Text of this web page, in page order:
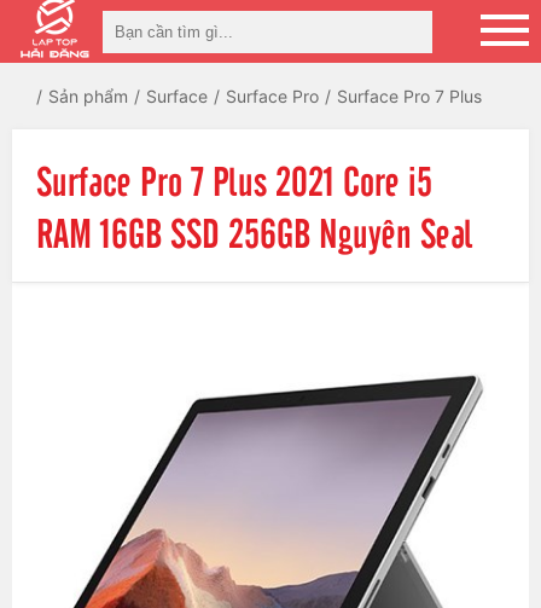
Sản phẩm Surface Surface Pro Surface Pro 7 Plus
Surface Pro 7 Plus 2021 Core i5
RAM 16GB SSD 256GB Nguyên Seal